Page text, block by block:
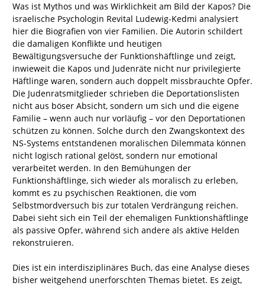
Was ist Mythos und was Wirklichkeit am Bild der Kapos? Die
israelische Psychologin Revital Ludewig-Kedmi analysiert
hier die Biografien von vier Familien. Die Autorin schildert
die damaligen Konflikte und heutigen
Bewältigungsversuche der Funktionshäftlinge und zeigt,
inwieweit die Kapos und Judenräte nicht nur privilegierte
Häftlinge waren, sondern auch doppelt missbrauchte Opfer.
Die Judenratsmitglieder schrieben die Deportationslisten
nicht aus böser Absicht, sondern um sich und die eigene
Familie – wenn auch nur vorläufig – vor den Deportationen
schützen zu können. Solche durch den Zwangskontext des
NS-Systems entstandenen moralischen Dilemmata können
nicht logisch rational gelöst, sondern nur emotional
verarbeitet werden. In den Bemühungen der
Funktionshäftlinge, sich wieder als moralisch zu erleben,
kommt es zu psychischen Reaktionen, die vom
Selbstmordversuch bis zur totalen Verdrängung reichen.
Dabei sieht sich ein Teil der ehemaligen Funktionshäftlinge
als passive Opfer, während sich andere als aktive Helden
rekonstruieren.
Dies ist ein interdisziplinäres Buch, das eine Analyse dieses
bisher weitgehend unerforschten Themas bietet. Es zeigt,